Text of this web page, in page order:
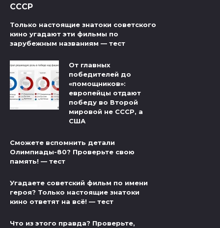
СССР
Только настоящие знатоки советского
кино угадают эти фильмы по
зарубежным названиям — тест
От главных
победителей до
«помощников»:
европейцы отдают
победу во Второй
мировой не СССР, а
США
Сможете вспомнить детали
Олимпиады-80? Проверьте свою
память! — тест
Угадаете советский фильм по имени
героя? Только настоящие знатоки
кино ответят на всё! — тест
Что из этого правда? Проверьте,